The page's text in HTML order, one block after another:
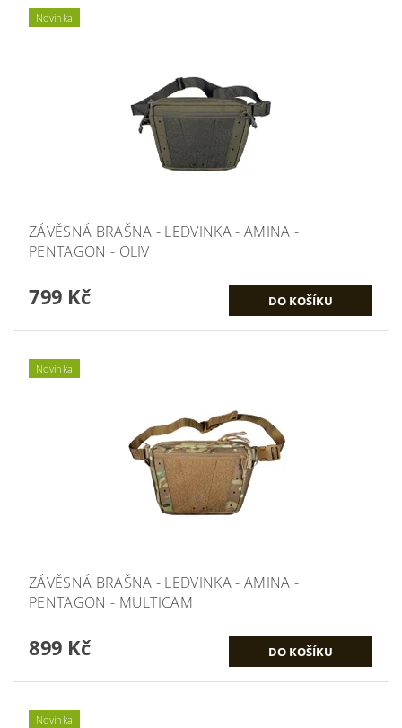
Novinka
ZÁVĚSNÁ BRAŠNA - LEDVINKA - AMINA -
PENTAGON - OLIV
799 Kč
Novinka
ZÁVĚSNÁ BRAŠNA - LEDVINKA - AMINA -
PENTAGON - MULTICAM
899 Kč
Novinka